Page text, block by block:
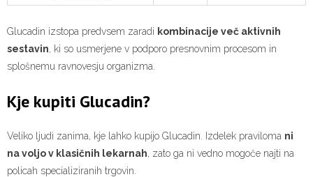
Glucadin izstopa predvsem zaradi kombinacije več aktivnih
sestavin , ki so usmerjene v podporo presnovnim procesom in
splošnemu ravnovesju organizma.
Kje kupiti Glucadin?
Veliko ljudi zanima, kje lahko kupijo Glucadin. Izdelek praviloma ni
na voljo v klasičnih lekarnah , zato ga ni vedno mogoče najti na
policah specializiranih trgovin.